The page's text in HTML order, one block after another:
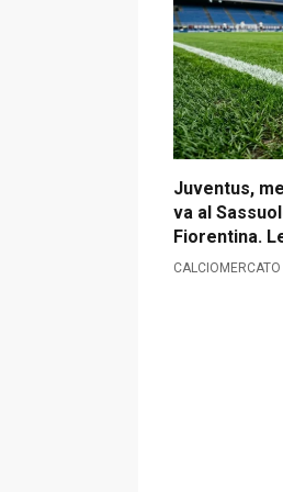
Juventus,
va al
Fiorentina.
bianconeri